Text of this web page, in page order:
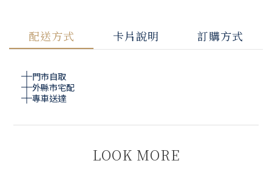
配送方式 卡片說明 訂購方式
門市自取
外縣市宅配
專車送達
LOOK MORE